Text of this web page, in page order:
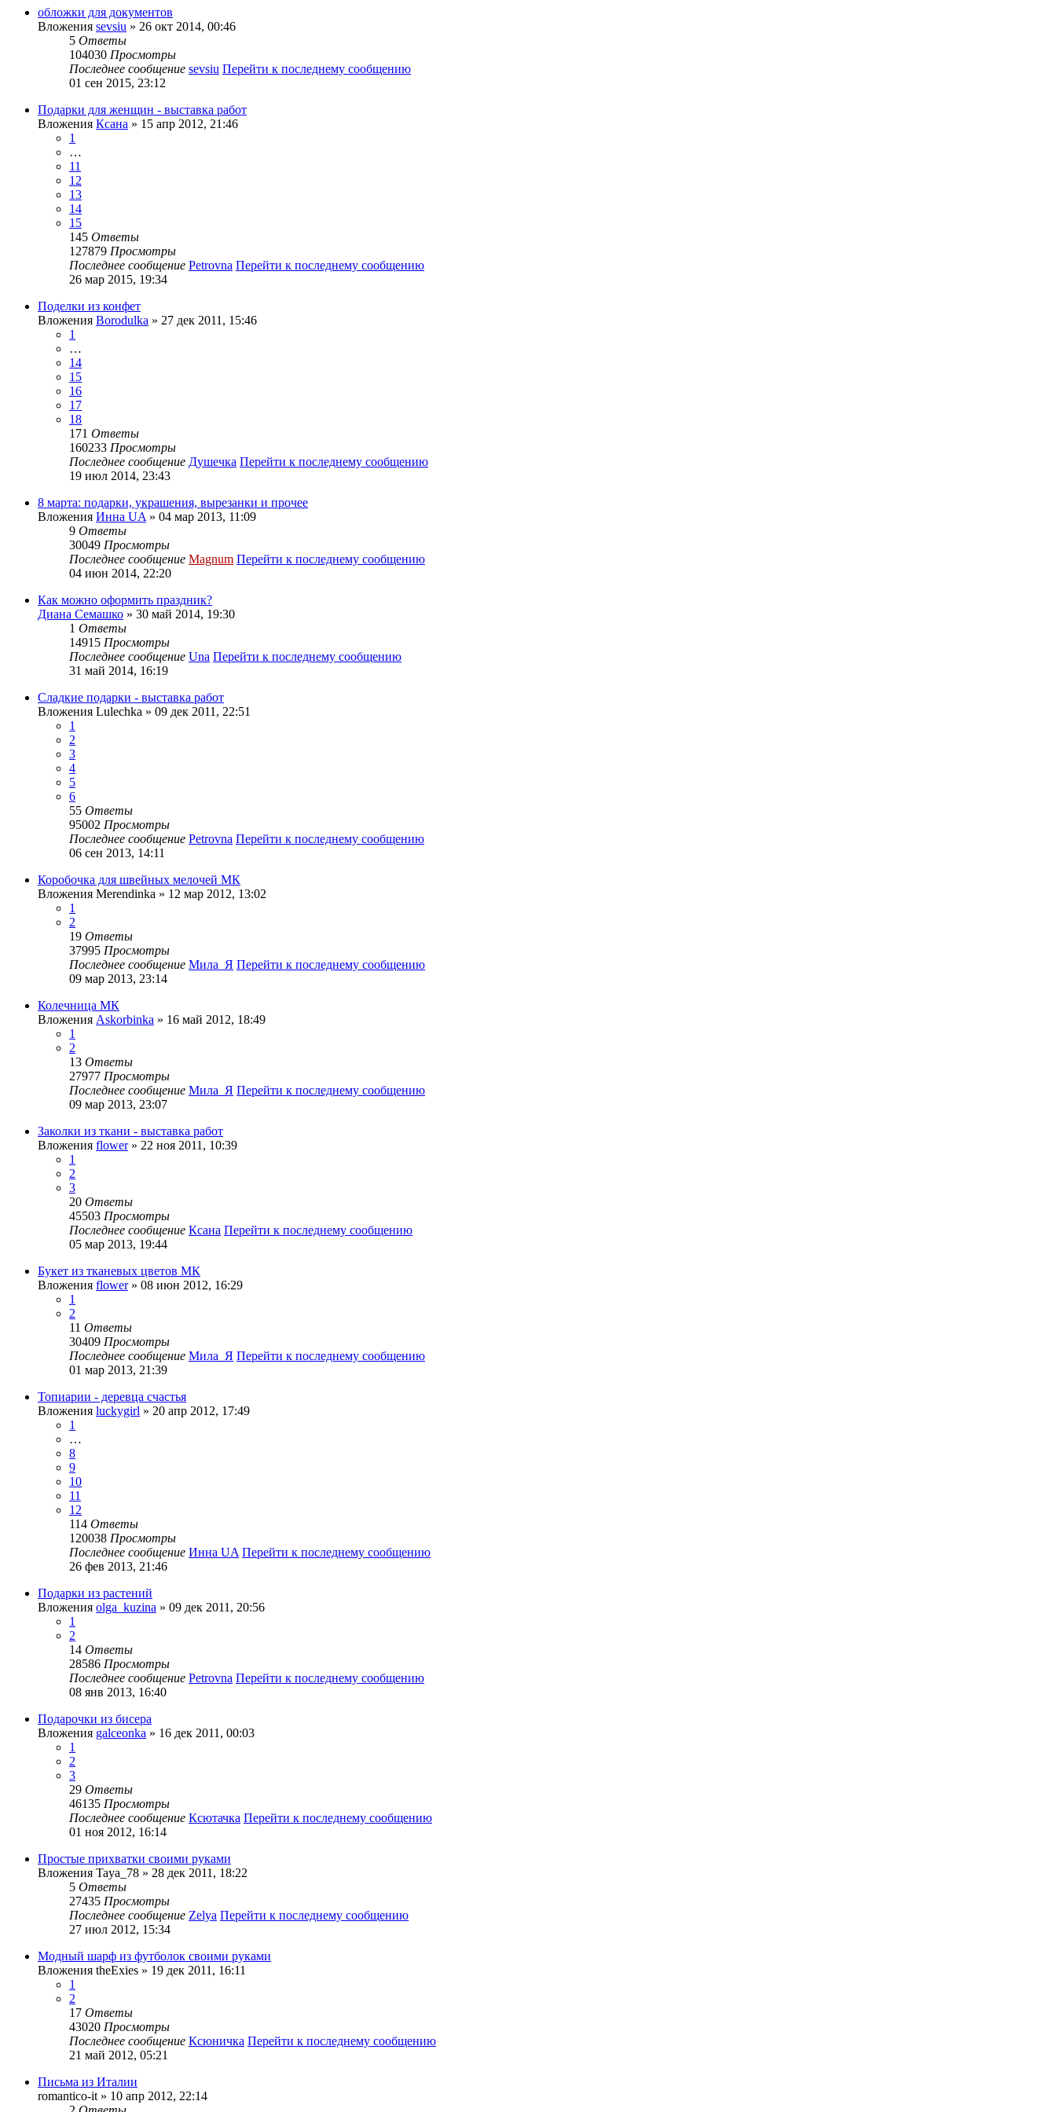
обложки для документов
Вложения sevsiu » 26 окт 2014, 00:46
5 Ответы
104030 Просмотры
Последнее сообщение sevsiu Перейти к последнему сообщению
01 сен 2015, 23:12
Подарки для женщин - выставка работ
Вложения Ксана » 15 апр 2012, 21:46
1
…
11
12
13
14
15
145 Ответы
127879 Просмотры
Последнее сообщение Petrovna Перейти к последнему сообщению
26 мар 2015, 19:34
Поделки из конфет
Вложения Borodulka » 27 дек 2011, 15:46
1
…
14
15
16
17
18
171 Ответы
160233 Просмотры
Последнее сообщение Душечка Перейти к последнему сообщению
19 июл 2014, 23:43
8 марта: подарки, украшения, вырезанки и прочее
Вложения Инна UA» 04 мар 2013, 11:09
9 Ответы
30049 Просмотры
Последнее сообщение Magnum Перейти к последнему сообщению
04 июн 2014, 22:20
Как можно оформить праздник?
Диана Семашко » 30 май 2014, 19:30
1 Ответы
14915 Просмотры
Последнее сообщение Una Перейти к последнему сообщению
31 май 2014, 16:19
Сладкие подарки - выставка работ
Вложения Lulechka » 09 дек 2011, 22:51
1
2
3
4
5
6
55 Ответы
95002 Просмотры
Последнее сообщение Petrovna Перейти к последнему сообщению
06 сен 2013, 14:11
Коробочка для швейных мелочей МК
Вложения Merendinka » 12 мар 2012, 13:02
1
2
19 Ответы
37995 Просмотры
Последнее сообщение Мила_Я Перейти к последнему сообщению
09 мар 2013, 23:14
Колечница МК
Вложения Askorbinka » 16 май 2012, 18:49
1
2
13 Ответы
27977 Просмотры
Последнее сообщение Мила_Я Перейти к последнему сообщению
09 мар 2013, 23:07
Заколки из ткани - выставка работ
Вложения flower» 22 ноя 2011, 10:39
1
2
3
20 Ответы
45503 Просмотры
Последнее сообщение Ксана Перейти к последнему сообщению
05 мар 2013, 19:44
Букет из тканевых цветов МК
Вложения flower» 08 июн 2012, 16:29
1
2
11 Ответы
30409 Просмотры
Последнее сообщение Мила_Я Перейти к последнему сообщению
01 мар 2013, 21:39
Топиарии - деревца счастья
Вложения luckygirl » 20 апр 2012, 17:49
1
…
8
9
10
11
12
114 Ответы
120038 Просмотры
Последнее сообщение Инна UA Перейти к последнему сообщению
26 фев 2013, 21:46
Подарки из растений
Вложения olga_kuzina » 09 дек 2011, 20:56
1
2
14 Ответы
28586 Просмотры
Последнее сообщение Petrovna Перейти к последнему сообщению
08 янв 2013, 16:40
Подарочки из бисера
Вложения galceonka » 16 дек 2011, 00:03
1
2
3
29 Ответы
46135 Просмотры
Последнее сообщение Ксютачка Перейти к последнему сообщению
01 ноя 2012, 16:14
Простые прихватки своими руками
Вложения Taya_78 » 28 дек 2011, 18:22
5 Ответы
27435 Просмотры
Последнее сообщение Zelya Перейти к последнему сообщению
27 июл 2012, 15:34
Модный шарф из футболок своими руками
Вложения theExies » 19 дек 2011, 16:11
1
2
17 Ответы
43020 Просмотры
Последнее сообщение Ксюничка Перейти к последнему сообщению
21 май 2012, 05:21
Письма из Италии
romantico-it» 10 апр 2012, 22:14